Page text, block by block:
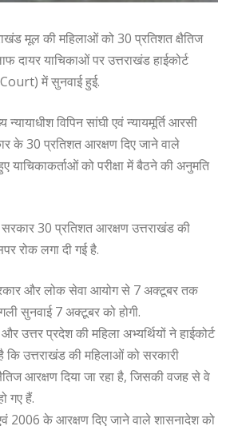
मूल की महिलाओं को 30 प्रतिशत क्षैतिज
दायर याचिकाओं पर उत्तराखंड हाईकोर्ट
में सुनवाई हुई.
विपिन सांघी एवं न्यायमूर्ति आरसी
के 30 प्रतिशत आरक्षण दिए जाने वाले
याचिकाकर्ताओं को परीक्षा में बैठने की अनुमति
30 प्रतिशत आरक्षण उत्तराखंड की
रोक लगा दी गई है.
और लोक सेवा आयोग से 7 अक्टूबर तक
सुनवाई 7 अक्टूबर को होगी.
उत्तर प्रदेश की महिला अभ्यर्थियों ने हाईकोर्ट
कि उत्तराखंड की महिलाओं को सरकारी
आरक्षण दिया जा रहा है, जिसकी वजह से वे
गए हैं.
2006 के आरक्षण दिए जाने वाले शासनादेश को